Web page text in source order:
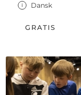
Dansk
GRATIS